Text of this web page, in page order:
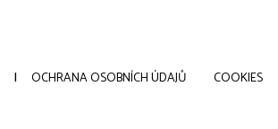
OCHRANA OSOBNÍCH ÚDAJŮ COOKIES